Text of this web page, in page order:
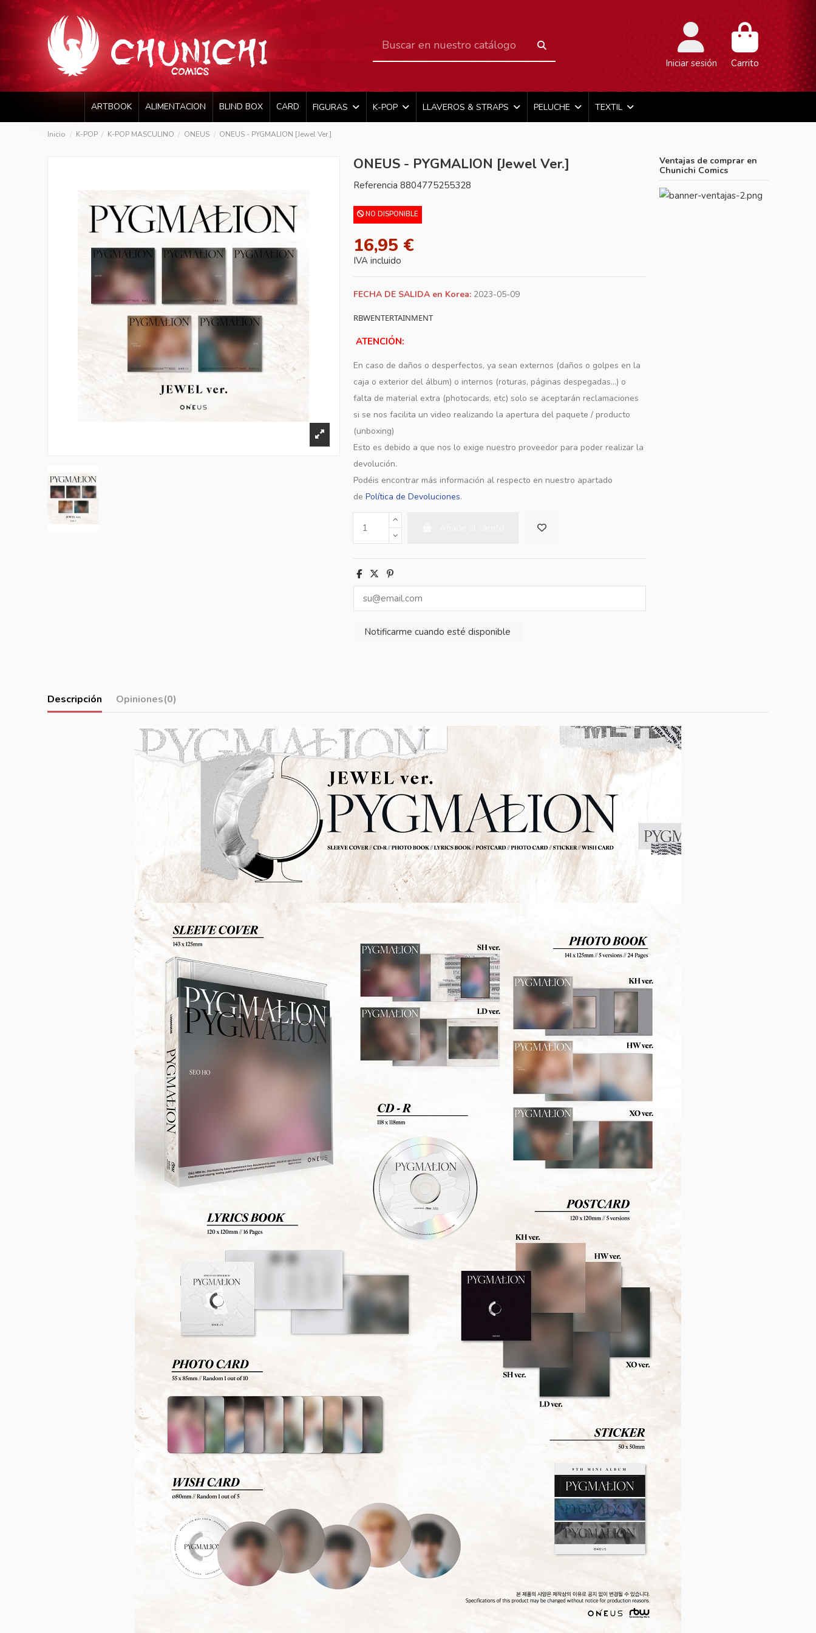
Iniciar sesión Carrito
ARTBOOK ALIMENTACION BLIND BOX CARD FIGURAS K-POP LLAVEROS & STRAPS PELUCHE TEXTIL
Inicio K-POP K-POP MASCULINO ONEUS ONEUS - PYGMALION [Jewel Ver.]
ONEUS - PYGMALION [Jewel Ver.]
Referencia 8804775255328
NO DISPONIBLE
16,95 €
IVA incluido
FECHA DE SALIDA en Korea: 2023-05-09
RBWENTERTAINMENT
ATENCIÓN:
En caso de daños o desperfectos, ya sean externos (daños o golpes en la
caja o exterior del álbum) o internos (roturas, páginas despegadas...) o
falta de material extra (photocards, etc) solo se aceptarán reclamaciones
si se nos facilita un video realizando la apertura del paquete / producto
(unboxing)
Esto es debido a que nos lo exige nuestro proveedor para poder realizar la
devolución.
Podéis encontrar más información al respecto en nuestro apartado
de Política de Devoluciones.
Ventajas de comprar en
Chunichi Comics
Descripción Opiniones(0)